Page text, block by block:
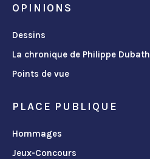
OPINIONS
Dessins
La chronique de Philippe Dubath
Points de vue
PLACE PUBLIQUE
Hommages
Jeux-Concours